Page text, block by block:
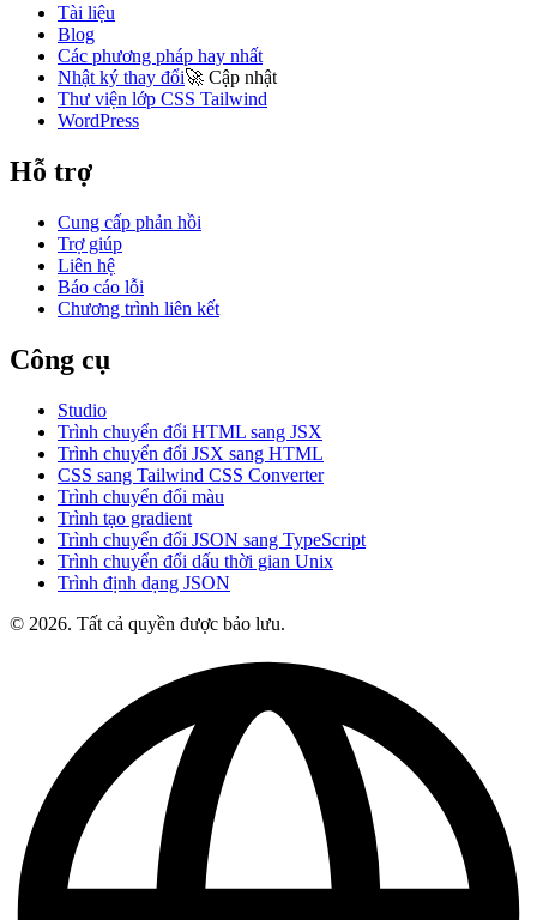
Tài liệu
Blog
Các phương pháp hay nhất
Nhật ký thay đổi🚀 Cập nhật
Thư viện lớp CSS Tailwind
WordPress
Hỗ trợ
Cung cấp phản hồi
Trợ giúp
Liên hệ
Báo cáo lỗi
Chương trình liên kết
Công cụ
Studio
Trình chuyển đổi HTML sang JSX
Trình chuyển đổi JSX sang HTML
CSS sang Tailwind CSS Converter
Trình chuyển đổi màu
Trình tạo gradient
Trình chuyển đổi JSON sang TypeScript
Trình chuyển đổi dấu thời gian Unix
Trình định dạng JSON
© 2026. Tất cả quyền được bảo lưu.